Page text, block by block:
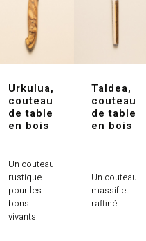
Urkulua,
couteau
de table
en bois
Un couteau
rustique
pour les
bons
vivants
Taldea,
couteau
de table
en bois
Un couteau
massif et
raffiné